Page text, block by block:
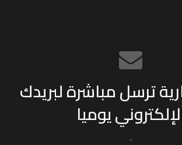
ترسل مباشرة لبريدك
يوميا
.